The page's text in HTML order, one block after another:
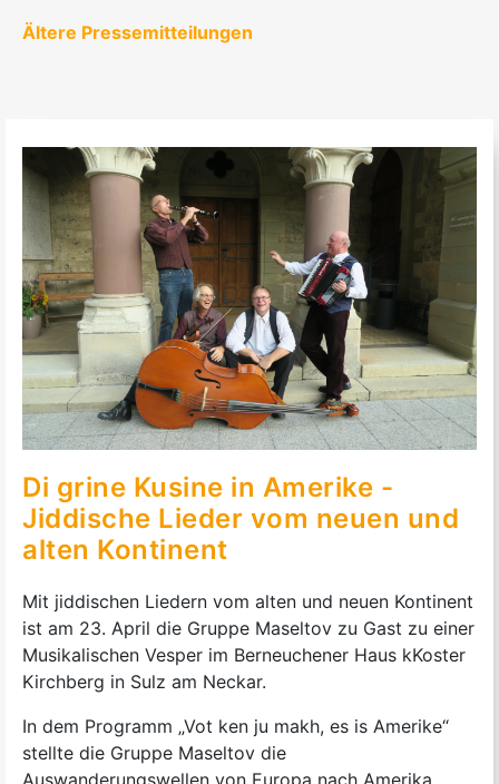
Ältere Pressemitteilungen
Di grine Kusine in Amerike -
Jiddische Lieder vom neuen und
alten Kontinent
Mit jiddischen Liedern vom alten und neuen Kontinent
ist am 23. April die Gruppe Maseltov zu Gast zu einer
Musikalischen Vesper im Berneuchener Haus kKoster
Kirchberg in Sulz am Neckar.
In dem Programm „Vot ken ju makh, es is Amerike“
stellte die Gruppe Maseltov die
Auswanderungswellen von Europa nach Amerika